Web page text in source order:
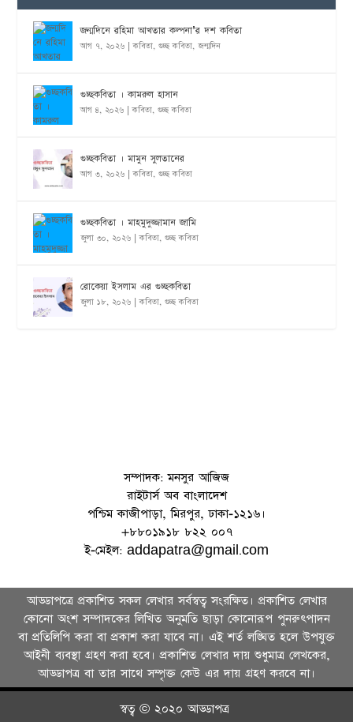
জন্মদিনে রহিমা আখতার কল্পনা’র দশ কবিতা
আগ ৭, ২০২৬ |কবিতা,গুচ্ছ কবিতা,জন্মদিন
গুচ্ছকবিতা । কামরুল হাসান
আগ ৪, ২০২৬ |কবিতা,গুচ্ছ কবিতা
গুচ্ছকবিতা । মামুন সুলতানের
আগ ৩, ২০২৬ |কবিতা,গুচ্ছ কবিতা
গুচ্ছকবিতা । মাহমুদুজ্জামান জামি
জুলা ৩০, ২০২৬ |কবিতা,গুচ্ছ কবিতা
রোকেয়া ইসলাম এর গুচ্ছকবিতা
জুলা ১৮, ২০২৬ |কবিতা,গুচ্ছ কবিতা
সম্পাদক: মনসুর আজিজ
রাইটার্স অব বাংলাদেশ
পশ্চিম কাজীপাড়া, মিরপুর, ঢাকা-১২১৬।
+৮৮০১৯১৮ ৮২২ ০০৭
ই-মেইল: addapatra@gmail.com
আড্ডাপত্রে প্রকাশিত সকল লেখার সর্বস্বত্ব সংরক্ষিত। প্রকাশিত লেখার
কোনো অংশ সম্পাদকের লিখিত অনুমতি ছাড়া কোনোরূপ পুনরুৎপাদন
বা প্রতিলিপি করা বা প্রকাশ করা যাবে না। এই শর্ত লঙ্ঘিত হলে উপযুক্ত
আইনী ব্যবস্থা গ্রহণ করা হবে। প্রকাশিত লেখার দায় শুধুমাত্র লেখকের,
আড্ডাপত্র বা তার সা‌থে সম্পৃক্ত কেউ এর দায় গ্রহণ করবে না।
স্বত্ব © ২০২০ আড্ডাপত্র